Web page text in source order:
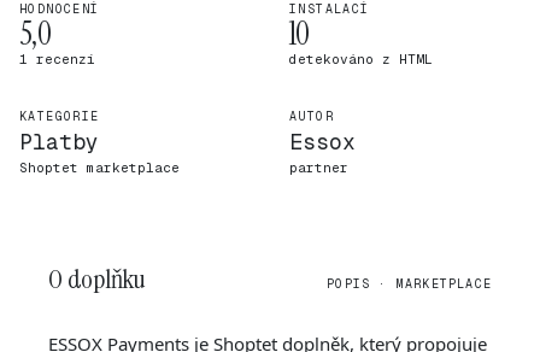
HODNOCENÍ
5,0
1 recenzí
INSTALACÍ
10
detekováno z HTML
KATEGORIE
Platby
Shoptet marketplace
AUTOR
Essox
partner
O doplňku POPIS · MARKETPLACE
ESSOX Payments je Shoptet doplněk, který propojuje